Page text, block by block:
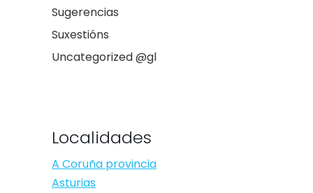
Sugerencias
Suxestións
Uncategorized @gl
Localidades
A Coruña provincia
Asturias